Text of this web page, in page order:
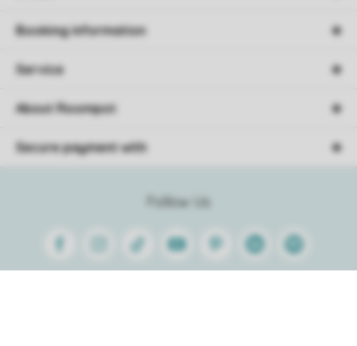
Follow Us
FacebookInstagram
Tiktok Youtube PinterestLinkedinSpotify
Booking information
Service
About Roompot
Secure payment with